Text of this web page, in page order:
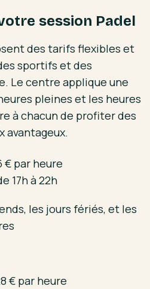
session Padel
des tarifs flexibles et
sportifs et des
Le centre applique une
pleines et les heures
à chacun de profiter des
avantageux.
€ par heure
17h à 22h
les jours fériés, et les
€ par heure